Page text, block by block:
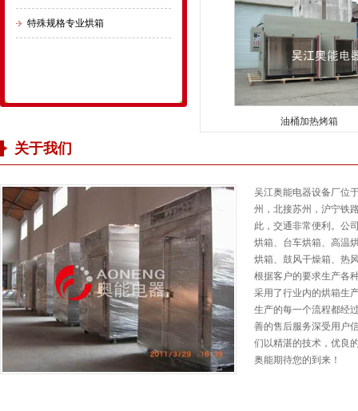
特殊规格专业烘箱
油桶加热烤箱
关于我们
吴江奥能电器设备厂位
州，北接苏州，沪宁铁
此，交通非常便利。公
烘箱、台车烘箱、高温
烘箱、鼓风干燥箱、热
根据客户的要求生产各
采用了行业内的烘箱生
生产的每一个流程都经
善的售后服务深受用户
们以精湛的技术，优良
奥能期待您的到来！